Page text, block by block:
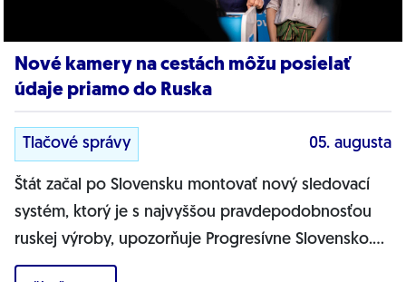
Nové kamery na cestách môžu posielať
údaje priamo do Ruska
Tlačové správy 05. augusta
Štát začal po Slovensku montovať nový sledovací
systém, ktorý je s najvyššou pravdepodobnosťou
ruskej výroby, upozorňuje Progresívne Slovensko.
Na našich cestách sa objavujú nové...